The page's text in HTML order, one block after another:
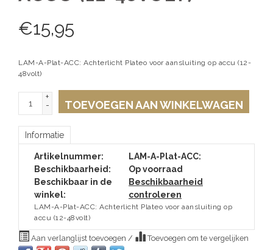
€15,95
LAM-A-Plat-ACC: Achterlicht Plateo voor aansluiting op accu (12-
48volt)
+
-
TOEVOEGEN AAN WINKELWAGEN
Informatie
Artikelnummer:
LAM-A-Plat-ACC:
Beschikbaarheid:
Op voorraad
Beschikbaar in de
winkel:
Beschikbaarheid
controleren
LAM-A-Plat-ACC: Achterlicht Plateo voor aansluiting op
accu (12-48volt)
Aan verlanglijst toevoegen / Toevoegen om te vergelijken